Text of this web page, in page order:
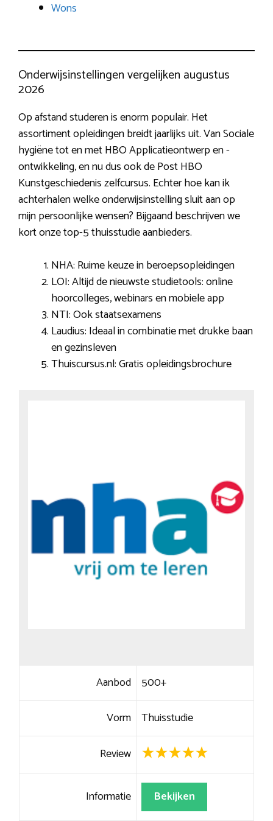
Wons
Onderwijsinstellingen vergelijken augustus
2026
Op afstand studeren is enorm populair. Het
assortiment opleidingen breidt jaarlijks uit. Van Sociale
hygiëne tot en met HBO Applicatieontwerp en -
ontwikkeling, en nu dus ook de Post HBO
Kunstgeschiedenis zelfcursus. Echter hoe kan ik
achterhalen welke onderwijsinstelling sluit aan op
mijn persoonlijke wensen? Bijgaand beschrijven we
kort onze top-5 thuisstudie aanbieders.
NHA: Ruime keuze in beroepsopleidingen
LOI: Altijd de nieuwste studietools: online
hoorcolleges, webinars en mobiele app
NTI: Ook staatsexamens
Laudius: Ideaal in combinatie met drukke baan
en gezinsleven
Thuiscursus.nl: Gratis opleidingsbrochure
Aanbod 500+
Vorm Thuisstudie
Review
Informatie Bekijken